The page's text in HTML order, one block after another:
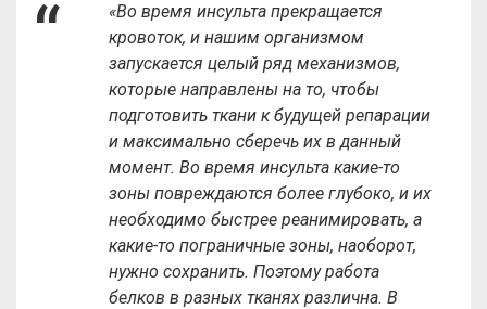
«Во время инсульта прекращается
кровоток, и нашим организмом
запускается целый ряд механизмов,
которые направлены на то, чтобы
подготовить ткани к будущей репарации
и максимально сберечь их в данный
момент. Во время инсульта какие-то
зоны повреждаются более глубоко, и их
необходимо быстрее реанимировать, а
какие-то пограничные зоны, наоборот,
нужно сохранить. Поэтому работа
белков в разных тканях различна. В